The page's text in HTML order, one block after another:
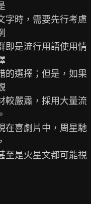
字時，需要先行考慮
即是流行用語使用情
的選擇；但是，如果
較嚴肅，採用大量流
在喜劇片中，周星馳
至是火星文都可能視